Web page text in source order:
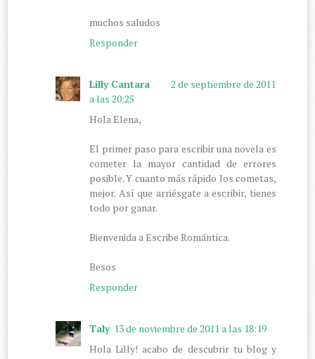
muchos saludos
Responder
Lilly Cantara
2 de septiembre de 2011
a las 20:25
Hola Elena,
El primer paso para escribir una novela es
cometer la mayor cantidad de errores
posible. Y cuanto más rápido los cometas,
mejor. Así que arriésgate a escribir, tienes
todo por ganar.
Bienvenida a Escribe Romántica.
Besos
Responder
Taly 13 de noviembre de 2011 a las 18:19
Hola Lilly! acabo de descubrir tu blog y